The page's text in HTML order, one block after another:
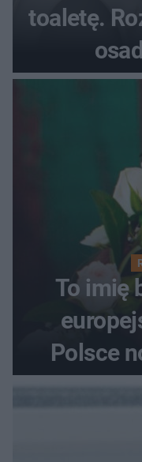
toaletę.
To imię
Polsce